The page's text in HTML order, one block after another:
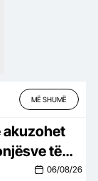
MË SHUMË
akuzohet
të
06/08/26